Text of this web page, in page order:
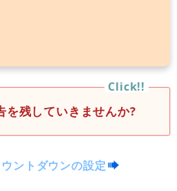
を残していきませんか?
ントダウンの設定